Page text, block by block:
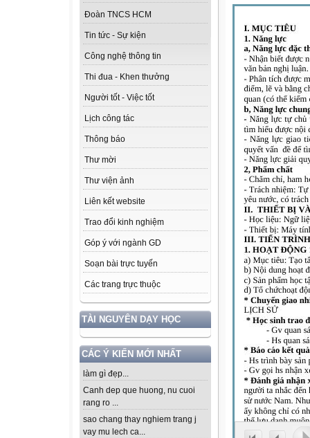
Đoàn TNCS HCM
Tin tức - Sự kiện
Công nghệ thông tin
Thi đua - Khen thưởng
Người tốt - Việc tốt
Lịch công tác
Thông báo
Thư mời
Thư viện ảnh
Liên kết website
Trao đổi kinh nghiệm
Góp ý với ngành GD
Soạn bài trực tuyến
Các trang trực thuộc
TÀI NGUYÊN DẠY HỌC
CÁC Ý KIẾN MỚI NHẤT
làm gì đẹp...
Canh dep que huong, nu cuoi
rang ro ...
sao chang thay nghiem trang j
vay mu lech ca...